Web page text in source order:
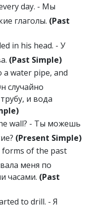
day. - Мы
глаголы. (Past
in his head. - У
(Past Simple)
a water pipe, and
случайно
и вода
wall? - Ты можешь
(Present Simple)
forms of the past
меня по
часами. (Past
to drill. - Я